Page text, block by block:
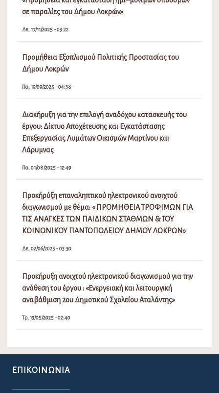
σε παραλίες του Δήμου Λοκρών»
Δε, 17/11/2025 - 03:22
Προμήθεια Εξοπλισμού Πολιτικής Προστασίας του
Δήμου Λοκρών
Πα, 19/09/2025 - 04:38
Διακήρυξη για την επιλογή αναδόχου κατασκευής του
έργου: Δίκτυο Αποχέτευσης και Εγκατάστασης
Επεξεργασίας Λυμάτων Οικισμών Μαρτίνου και
Λάρυμνας
Πα, 01/08/2025 - 12:49
Προκήρύξη επαναληπτικού ηλεκτρονικού ανοιχτού
διαγωνισμού με θέμα: « ΠΡΟΜΗΘΕΙΑ ΤΡΟΦΙΜΩΝ ΓΙΑ
ΤΙΣ ΑΝΑΓΚΕΣ ΤΩΝ ΠΑΙΔΙΚΩΝ ΣΤΑΘΜΩΝ & ΤΟΥ
ΚΟΙΝΩΝΙΚΟΥ ΠΑΝΤΟΠΩΛΕΙΟΥ ΔΗΜΟΥ ΛΟΚΡΩΝ»
Δε, 02/06/2025 - 03:30
Προκήρυξη ανοιχτού ηλεκτρονικού διαγωνισμού για την
ανάθεση του έργου : «Ενεργειακή και λειτουργική
αναβάθμιση 2ου Δημοτικού Σχολείου Αταλάντης»
Τρ, 13/05/2025 - 02:40
ΕΠΙΚΟΙΝΩΝΊΑ